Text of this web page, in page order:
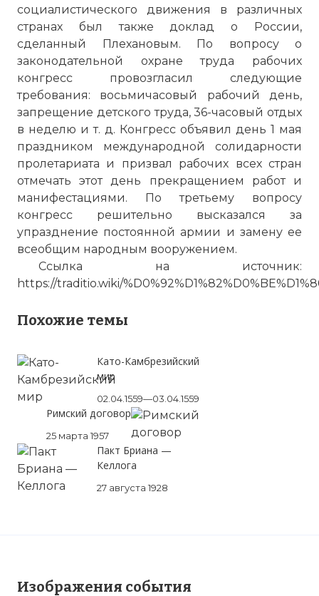
социалистического движения в различных
странах был также доклад о России,
сделанный Плехановым. По вопросу о
законодательной охране труда рабочих
конгресс провозгласил следующие
требования: восьмичасовый рабочий день,
запрещение детского труда, 36-часовый отдых
в неделю и т. д. Конгресс объявил день 1 мая
праздником международной солидарности
пролетариата и призвал рабочих всех стран
отмечать этот день прекращением работ и
манифестациями. По третьему вопросу
конгресс решительно высказался за
упразднение постоянной армии и замену ее
всеобщим народным вооружением.
Ссылка на источник:
https://traditio.wiki/
Похожие темы
Като-Камбрезийский
мир
02.04.1559—03.04.1559
Римский договор
25 марта 1957
Пакт Бриана —
Келлога
27 августа 1928
Изображения события